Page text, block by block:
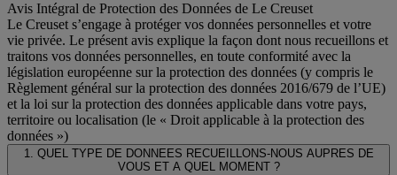
Avis Intégral de Protection des Données de Le Creuset
Le Creuset s’engage à protéger vos données personnelles et votre
vie privée. Le présent avis explique la façon dont nous recueillons et
traitons vos données personnelles, en toute conformité avec la
législation européenne sur la protection des données (y compris le
Règlement général sur la protection des données 2016/679 de l’UE)
et la loi sur la protection des données applicable dans votre pays,
territoire ou localisation (le « Droit applicable à la protection des
données »)
1. QUEL TYPE DE DONNEES RECUEILLONS-NOUS AUPRES DE
VOUS ET A QUEL MOMENT ?